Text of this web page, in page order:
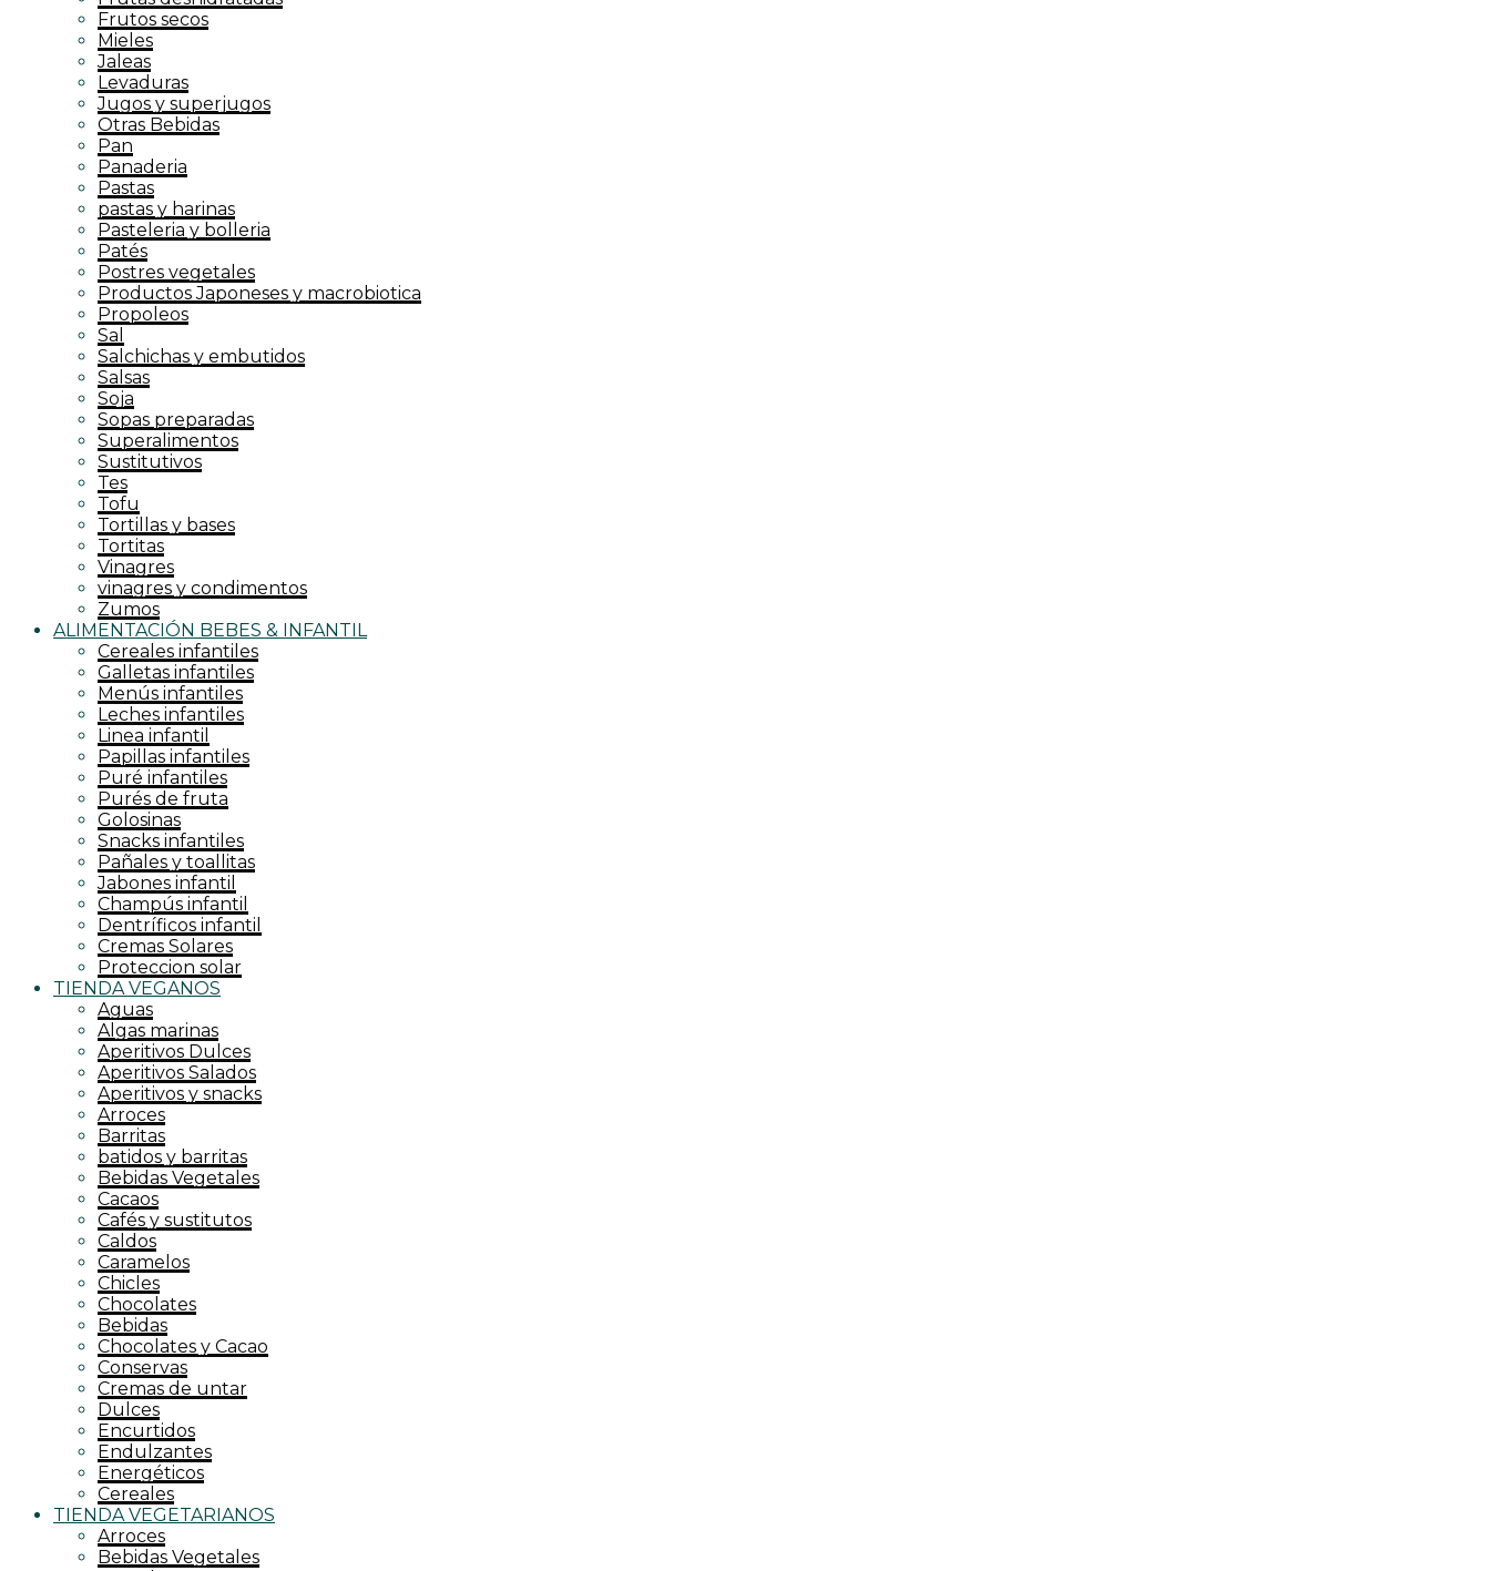
Frutos secos
Mieles
Jaleas
Levaduras
Jugos y superjugos
Otras Bebidas
Pan
Panaderia
Pastas
pastas y harinas
Pasteleria y bolleria
Patés
Postres vegetales
Productos Japoneses y macrobiotica
Propoleos
Sal
Salchichas y embutidos
Salsas
Soja
Sopas preparadas
Superalimentos
Sustitutivos
Tes
Tofu
Tortillas y bases
Tortitas
Vinagres
vinagres y condimentos
Zumos
ALIMENTACIÓN BEBES & INFANTIL
Cereales infantiles
Galletas infantiles
Menús infantiles
Leches infantiles
Linea infantil
Papillas infantiles
Puré infantiles
Purés de fruta
Golosinas
Snacks infantiles
Pañales y toallitas
Jabones infantil
Champús infantil
Dentríficos infantil
Cremas Solares
Proteccion solar
TIENDA VEGANOS
Aguas
Algas marinas
Aperitivos Dulces
Aperitivos Salados
Aperitivos y snacks
Arroces
Barritas
batidos y barritas
Bebidas Vegetales
Cacaos
Cafés y sustitutos
Caldos
Caramelos
Chicles
Chocolates
Bebidas
Chocolates y Cacao
Conservas
Cremas de untar
Dulces
Encurtidos
Endulzantes
Energéticos
Cereales
TIENDA VEGETARIANOS
Arroces
Bebidas Vegetales